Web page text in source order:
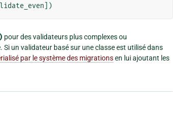
])
pour des validateurs plus complexes ou
Si un validateur basé sur une classe est utilisé dans
par le système des migrationsen lui ajoutant les